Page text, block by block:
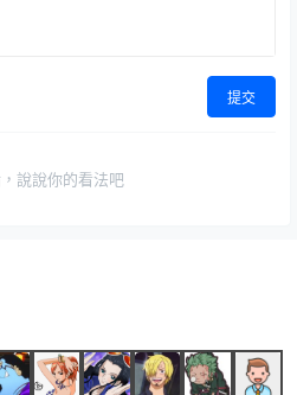
提交
說說你的看法吧